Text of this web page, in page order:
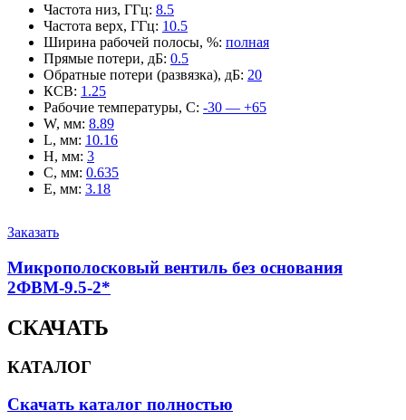
Частота низ, ГГц: 8.5
Частота верх, ГГц: 10.5
Ширина рабочей полосы, %: полная
Прямые потери, дБ: 0.5
Обратные потери (развязка), дБ: 20
КСВ: 1.25
Рабочие температуры, С: -30 — +65
W, мм: 8.89
L, мм: 10.16
H, мм: 3
C, мм: 0.635
E, мм: 3.18
Заказать
Микрополосковый вентиль без основания
2ФВМ-9.5-2*
СКАЧАТЬ
КАТАЛОГ
Скачать каталог полностью